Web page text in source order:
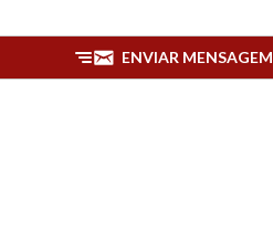
ENVIAR MENSAGEM